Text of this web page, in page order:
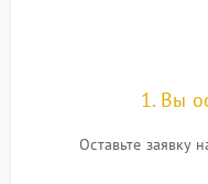
1. Вы
Оставьте заявку